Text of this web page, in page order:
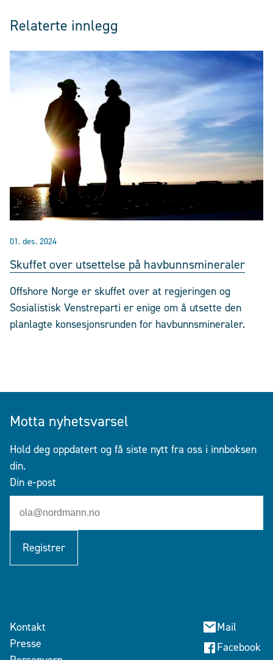
Relaterte innlegg
01. des. 2024
Skuffet over utsettelse på havbunnsmineraler
Offshore Norge er skuffet over at regjeringen og
Sosialistisk Venstreparti er enige om å utsette den
planlagte konsesjonsrunden for havbunnsmineraler.
Motta nyhetsvarsel
Hold deg oppdatert og få siste nytt fra oss i innboksen
din.
Din e-post
Registrer
Kontakt
Presse
Mail
Facebook